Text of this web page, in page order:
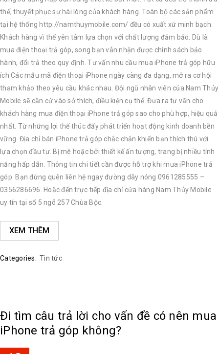
thế, thuyết phục sự hài lòng của khách hàng. Toàn bộ các sản phẩm
tại hệ thống http://namthuymobile.com/ đều có xuất xứ minh bạch.
Khách hàng vì thế yên tâm lựa chọn với chất lượng đảm bảo. Dù là
mua điện thoại trả góp, song bạn vẫn nhận được chính sách bảo
hành, đổi trả theo quy định. Tư vấn nhu cầu mua iPhone trả góp hữu
ích Các mẫu mã điện thoại iPhone ngày càng đa dạng, mở ra cơ hội
tham khảo theo yêu cầu khác nhau. Đội ngũ nhân viên của Nam Thủy
Mobile sẽ căn cứ vào sở thích, điều kiện cụ thể. Đưa ra tư vấn cho
khách hàng mua điện thoại iPhone trả góp sao cho phù hợp, hiệu quả
nhất. Từ những lợi thế thúc đẩy phát triển hoạt động kinh doanh bền
vững. Địa chỉ bán iPhone trả góp chắc chắn khiến bạn thích thú với
lựa chọn đầu tư. Bị mê hoặc bởi thiết kế ấn tượng, trang bị nhiều tính
năng hấp dẫn. Thông tin chi tiết cần được hỗ trợ khi mua iPhone trả
góp. Bạn đừng quên liên hệ ngay đường dây nóng 0961285555 –
0356286696. Hoặc đến trực tiếp địa chỉ cửa hàng Nam Thủy Mobile
uy tín tại số 5 ngõ 257 Chùa Bộc.
XEM THÊM
Categories: Tin tức
Đi tìm câu trả lời cho vấn đề có nên mua
iPhone trả góp không?